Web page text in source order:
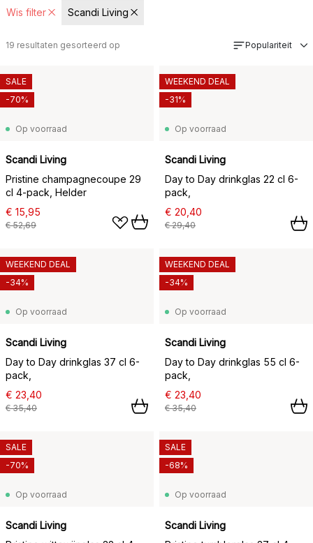
Wis filter Scandi Living
19 resultaten gesorteerd op Populariteit
Op voorraad
Scandi Living
Pristine champagnecoupe 29
cl 4-pack, Helder
€ 15,95
€ 52,69
SALE
-70%
Op voorraad
Scandi Living
Day to Day drinkglas 22 cl 6-
pack,
€ 20,40
€ 29,40
WEEKEND DEAL
-31%
Op voorraad
Scandi Living
Day to Day drinkglas 37 cl 6-
pack,
€ 23,40
€ 35,40
WEEKEND DEAL
-34%
Op voorraad
Scandi Living
Day to Day drinkglas 55 cl 6-
pack,
€ 23,40
€ 35,40
WEEKEND DEAL
-34%
Op voorraad
Scandi Living
SALE
-70%
Op voorraad
Scandi Living
SALE
-68%